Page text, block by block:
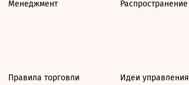
Менеджмент Распространение
Правила торговли Идеи управления